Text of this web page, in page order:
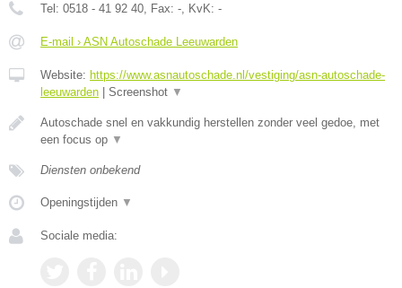
Tel: 0518 - 41 92 40 , Fax: - , KvK: -
E-mail › ASN Autoschade Leeuwarden
Website: https://www.asnautoschade.nl/vestiging/asn-autoschade-
leeuwarden
Screenshot ▼
Autoschade snel en vakkundig herstellen zonder veel gedoe, met
een focus op ▼
Diensten onbekend
Openingstijden ▼
Sociale media: